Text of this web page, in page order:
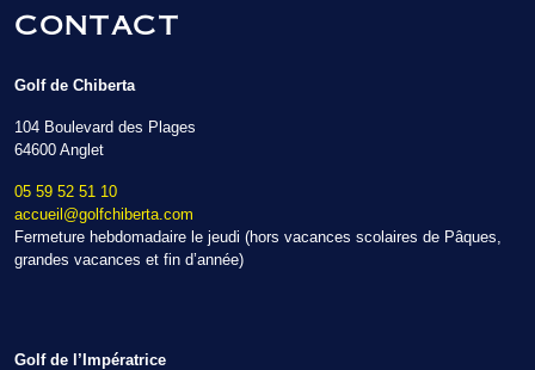
CONTACT
Golf de Chiberta
104 Boulevard des Plages
64600 Anglet
05 59 52 51 10
accueil@golfchiberta.com
Fermeture hebdomadaire le jeudi (hors vacances scolaires de Pâques,
grandes vacances et fin d’année)
Golf de l’Impératrice